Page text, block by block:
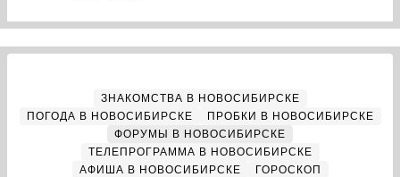
ЗНАКОМСТВА В НОВОСИБИРСКЕ
ПОГОДА В НОВОСИБИРСКЕ
ПРОБКИ В НОВОСИБИРСКЕ
ФОРУМЫ В НОВОСИБИРСКЕ
ТЕЛЕПРОГРАММА В НОВОСИБИРСКЕ
АФИША В НОВОСИБИРСКЕ
ГОРОСКОП